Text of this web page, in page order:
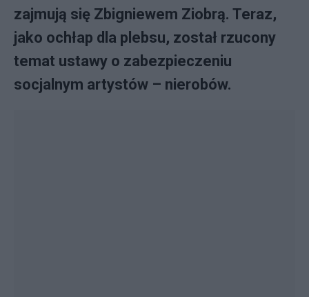
zajmują się Zbigniewem Ziobrą. Teraz,
jako ochłap dla plebsu, został rzucony
temat ustawy o zabezpieczeniu
socjalnym artystów – nierobów.